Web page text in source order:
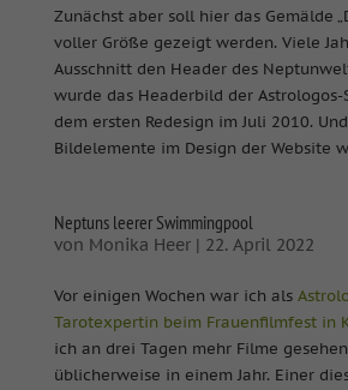
Zunächst aber soll hier das Gemälde
voller Größe gezeigt werden. Viele
Ausschnitt den Header des
wurde das Headerbild der
dem ersten Redesign im Juli 2010.
Bildelemente im Design der Website
Neptuns leerer Swimmingpool
von Monika Heer| 22. April 2022
Vor einigen Wochen war ich als
Tarotexpertin beim Frauenfilmfest in
ich an drei Tagen mehr Filme
üblicherweise in einem Jahr. Einer